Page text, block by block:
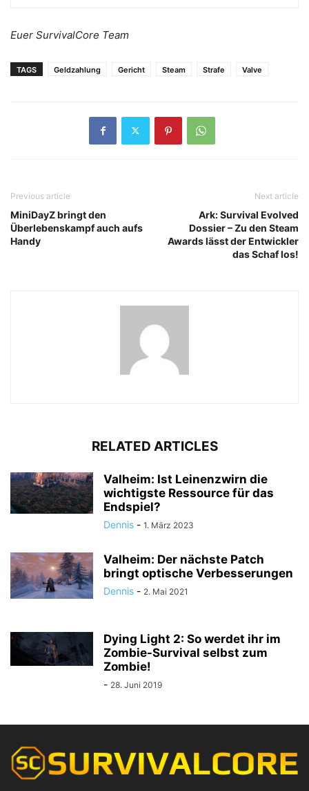
Euer SurvivalCore Team
TAGS Geldzahlung Gericht Steam Strafe Valve
Previous article
MiniDayZ bringt den
Überlebenskampf auch aufs
Handy
Next article
Ark: Survival Evolved
Dossier – Zu den Steam
Awards lässt der Entwickler
das Schaf los!
RELATED ARTICLES
Valheim: Ist Leinenzwirn die
wichtigste Ressource für das
Endspiel?
Dennis - 1. März 2023
Valheim: Der nächste Patch
bringt optische Verbesserungen
Dennis - 2. Mai 2021
Dying Light 2: So werdet ihr im
Zombie-Survival selbst zum
Zombie!
- 28. Juni 2019